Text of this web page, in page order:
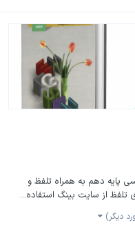
پایه دهم به همراه تلفظ و
از سایت بینگ استفاده...